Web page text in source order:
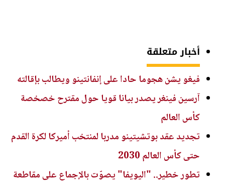
أخبار متعلقة
فيغو يشن هجوما حادا على إنفانتينو ويطالب بإقالته
آرسين فينغر يصدر بيانا قويا حول مقترح خصخصة
كأس العالم
تجديد عقد بوتشيتينو مدربا لمنتخب أميركا لكرة القدم
حتى كأس العالم 2030
تطور خطير.. "اليويفا" يصوّت بالإجماع على مقاطعة